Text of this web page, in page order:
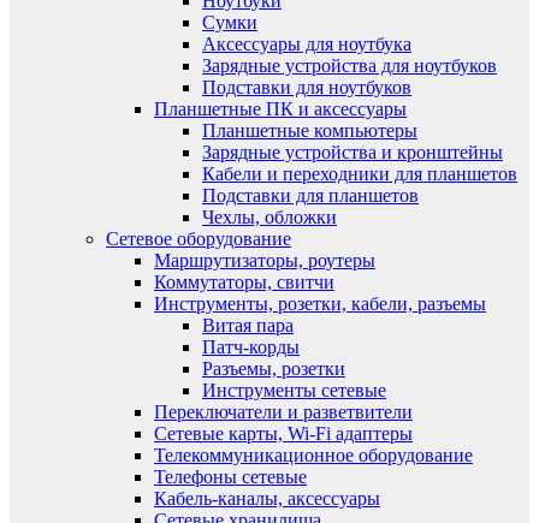
Сумки
Аксессуары для ноутбука
Зарядные устройства для ноутбуков
Подставки для ноутбуков
Планшетные ПК и аксессуары
Планшетные компьютеры
Зарядные устройства и кронштейны
Кабели и переходники для планшетов
Подставки для планшетов
Чехлы, обложки
Сетевое оборудование
Маршрутизаторы, роутеры
Коммутаторы, свитчи
Инструменты, розетки, кабели, разъемы
Витая пара
Патч-корды
Разъемы, розетки
Инструменты сетевые
Переключатели и разветвители
Сетевые карты, Wi-Fi адаптеры
Телекоммуникационное оборудование
Телефоны сетевые
Кабель-каналы, аксессуары